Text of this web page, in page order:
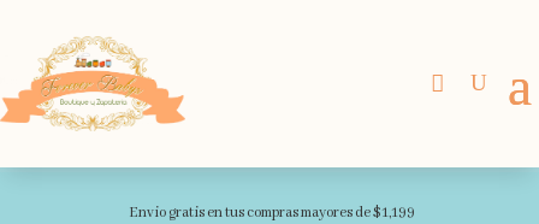
Envio gratis en tus compras mayores de $1,199